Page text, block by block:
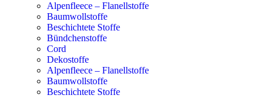
Alpenfleece – Flanellstoffe
Baumwollstoffe
Beschichtete Stoffe
Bündchenstoffe
Cord
Dekostoffe
Alpenfleece – Flanellstoffe
Baumwollstoffe
Beschichtete Stoffe